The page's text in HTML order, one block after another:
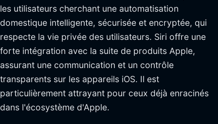
les utilisateurs cherchant une automatisation
domestique intelligente, sécurisée et encryptée, qui
respecte la vie privée des utilisateurs. Siri offre une
forte intégration avec la suite de produits Apple,
assurant une communication et un contrôle
transparents sur les appareils iOS. Il est
particulièrement attrayant pour ceux déjà enracinés
dans l'écosystème d'Apple.